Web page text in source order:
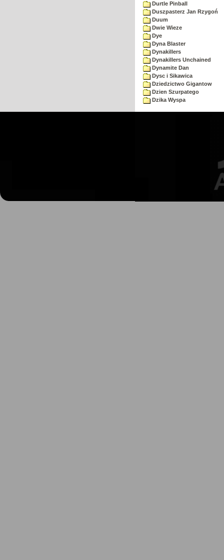
Durtle Pinball
Duszpasterz Jan Rzygoń
Duum
Dwie Wieze
Dye
Dyna Blaster
Dynakillers
Dynakillers Unchained
Dynamite Dan
Dysc i Sikawica
Dziedzictwo Gigantow
Dzien Szurpatego
Dzika Wyspa